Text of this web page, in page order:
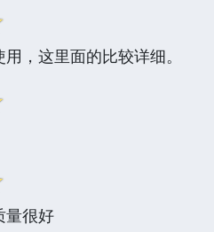
，这里面的比较详细。
量很好